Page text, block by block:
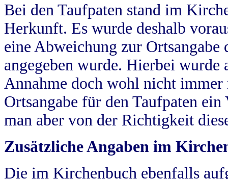
Bei den Taufpaten stand im
Herkunft. Es wurde deshalb
eine Abweichung zur
angegeben wurde. Hierbei wurde
Annahme doch wohl nicht
Ortsangabe für den Taufpaten
man aber von der Richtigkeit
Zusätzliche Angaben im
Die im Kirchenbuch ebenfalls